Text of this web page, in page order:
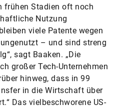
frühen Stadien oft noch
Nutzung
viele Patente wegen
– und sind streng
sagt Baaken. „Die
großer Tech-Unternehmen
hinweg, dass in 99
in die Wirtschaft über
Das vielbeschworene US-